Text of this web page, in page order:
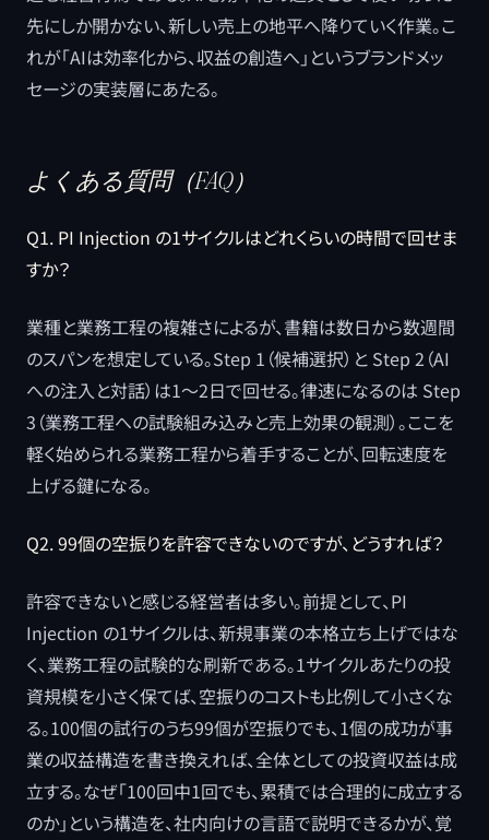
先にしか開かない、新しい売上の地平へ降りていく作業。こ
れが「AIは効率化から、収益の創造へ」というブランドメッ
セージの実装層にあたる。
よくある質問（FAQ）
Q1. PI Injection の1サイクルはどれくらいの時間で回せま
すか？
業種と業務工程の複雑さによるが、書籍は数日から数週間
のスパンを想定している。Step 1（候補選択）と Step 2（AI
への注入と対話）は1〜2日で回せる。律速になるのは Step
3（業務工程への試験組み込みと売上効果の観測）。ここを
軽く始められる業務工程から着手することが、回転速度を
上げる鍵になる。
Q2. 99個の空振りを許容できないのですが、どうすれば？
許容できないと感じる経営者は多い。前提として、PI
Injection の1サイクルは、新規事業の本格立ち上げではな
く、業務工程の試験的な刷新である。1サイクルあたりの投
資規模を小さく保てば、空振りのコストも比例して小さくな
る。100個の試行のうち99個が空振りでも、1個の成功が事
業の収益構造を書き換えれば、全体としての投資収益は成
立する。なぜ「100回中1回でも、累積では合理的に成立する
のか」という構造を、社内向けの言語で説明できるかが、覚